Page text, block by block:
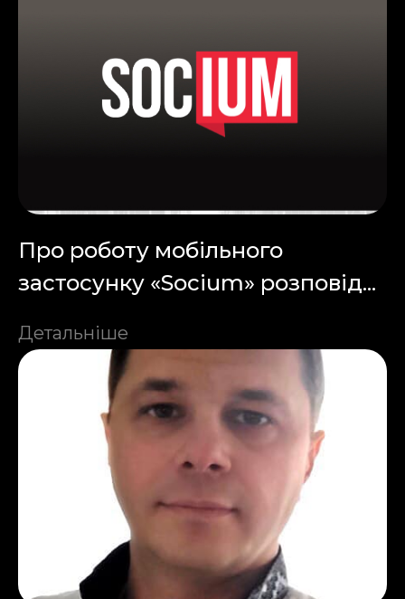
Про роботу мобільного
застосунку «Socium» розповід...
Детальніше